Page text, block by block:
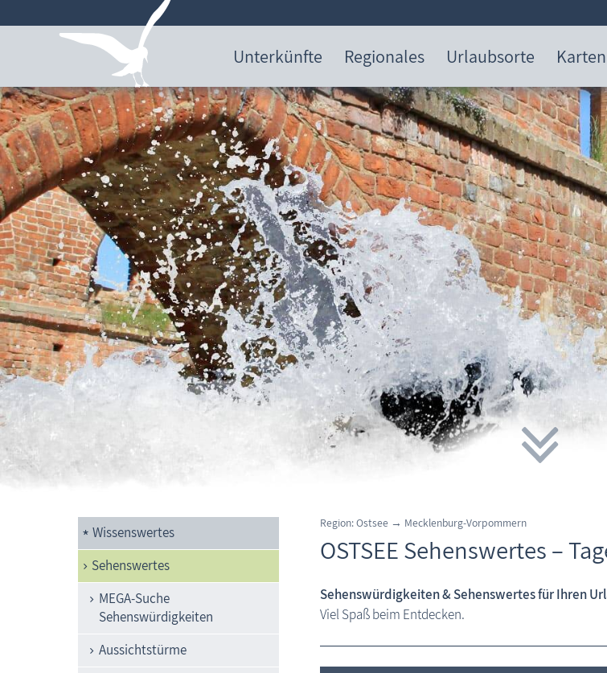
Unterkünfte Regionales Urlaubsorte Karten
Wissenswertes
Sehenswertes
MEGA-Suche
Sehenswürdigkeiten
Aussichtstürme
Region: Ostsee → Mecklenburg-Vorpommern
OSTSEE Sehenswertes –
Sehenswürdigkeiten & Sehenswertes für Ihren
Viel Spaß beim Entdecken.